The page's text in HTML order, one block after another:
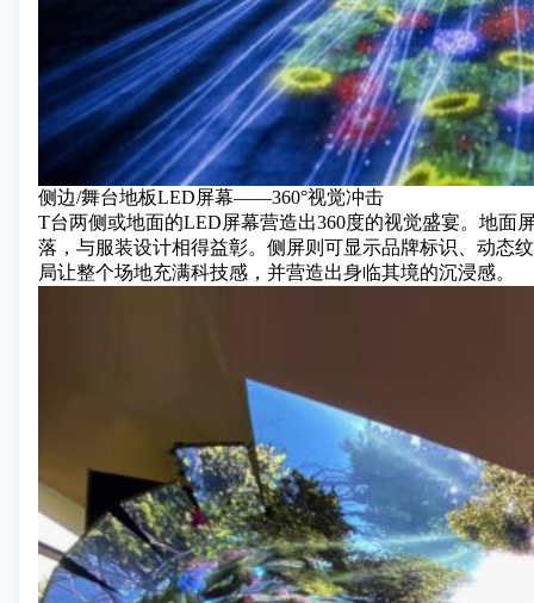
侧边/舞台地板LED屏幕——360°视觉冲击
T台两侧或地面的LED屏幕营造出360度的视觉盛宴。地面
落，与服装设计相得益彰。侧屏则可显示品牌标识、动态
局让整个场地充满科技感，并营造出身临其境的沉浸感。